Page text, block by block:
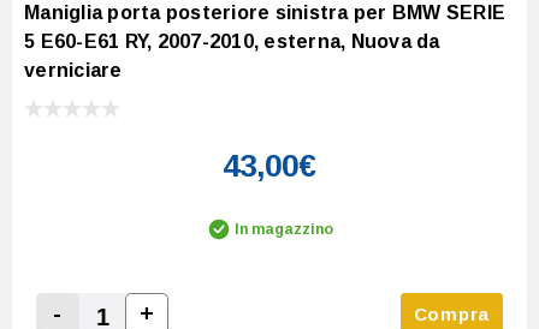
Maniglia porta posteriore sinistra per BMW SERIE
5 E60-E61 RY, 2007-2010, esterna, Nuova da
verniciare
43,00€
In magazzino
- + Compra